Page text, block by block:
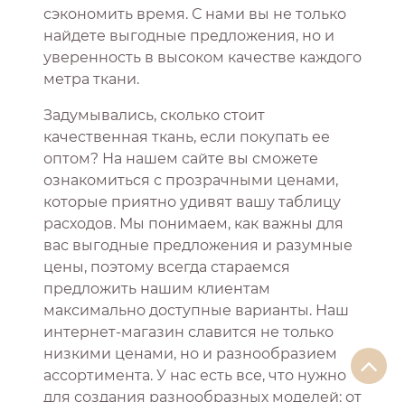
сэкономить время. С нами вы не только
найдете выгодные предложения, но и
уверенность в высоком качестве каждого
метра ткани.
Задумывались, сколько стоит
качественная ткань, если покупать ее
оптом? На нашем сайте вы сможете
ознакомиться с прозрачными ценами,
которые приятно удивят вашу таблицу
расходов. Мы понимаем, как важны для
вас выгодные предложения и разумные
цены, поэтому всегда стараемся
предложить нашим клиентам
максимально доступные варианты. Наш
интернет-магазин славится не только
низкими ценами, но и разнообразием
ассортимента. У нас есть все, что нужно
для создания разнообразных моделей: от